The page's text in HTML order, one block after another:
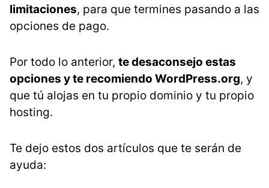
limitaciones, para que termines pasando a las
opciones de pago.
Por todo lo anterior, te desaconsejo estas
opciones y te recomiendo WordPress.org, y
que tú alojas en tu propio dominio y tu propio
hosting.
Te dejo estos dos artículos que te serán de
ayuda: